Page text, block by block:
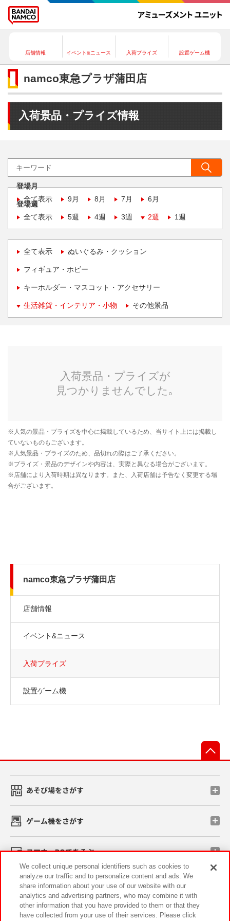
店舗情報 イベント&ニュース 入荷プライズ 設置ゲーム機
namco東急プラザ蒲田店
入荷景品・プライズ情報
登場月
全て表示
9月 8月 7月 6月
登場週
全て表示
5週 4週 3週 2週 1週
全て表示 ぬいぐるみ・クッション
フィギュア・ホビー
キーホルダー・マスコット・アクセサリー
生活雑貨・インテリア・小物 その他景品
namco東急プラザ蒲田店
店舗情報
イベント&ニュース
入荷プライズ
設置ゲーム機
あそび場をさがす
ゲーム機をさがす
スマホ・PCであそぶ
イベント・キャンペーン
We collect unique personal identifiers such as cookies to
analyze our traffic and to personalize content and ads. We
share information about your use of our website with our
analytics and advertising partners, who may combine it with
other information that you have provided to them or that they
have collected from your use of their services. Please click